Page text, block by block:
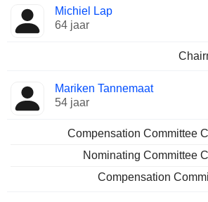
Bestuurder Raden
Michiel Lap
64 jaar
Mariken Tannemaat
54 jaar
Compensation Committee
Nominating Committee
Compensation